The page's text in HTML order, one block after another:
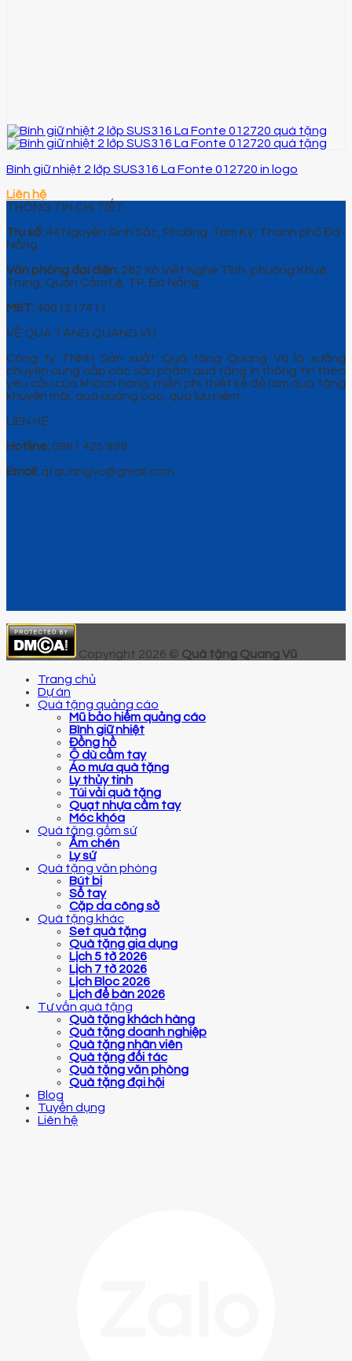
Bình giữ nhiệt 2 lớp SUS316 La Fonte 012720 in logo
Liên hệ
THÔNG TIN CHI TIẾT
Trụ sở: 44 Nguyễn Sinh Sắc, Phường Tam Kỳ, Thành phố Đà
Nẵng.
Văn phòng đại diện: 262 Xô Viết Nghệ Tĩnh, phường Khuê
Trung, Quận Cẩm Lệ, TP. Đà Nẵng.
MST: 4001217411
VỀ QUÀ TẶNG QUANG VŨ
Công ty TNHH Sản xuất Quà tặng Quang Vũ là xưởng
chuyên cung cấp các sản phẩm quà tặng in thông tin theo
yêu cầu của khách hàng, miễn phí thiết kế để làm quà tặng
khuyến mãi, quà quảng cáo, quà lưu niệm…
LIÊN HỆ
Hotline: 0961 425 999
Email: qtquangvu@gmail.com
Copyright 2026 © Quà tặng Quang Vũ
Trang chủ
Dự án
Quà tặng quảng cáo
Mũ bảo hiểm quảng cáo
Bình giữ nhiệt
Đồng hồ
Ô dù cầm tay
Áo mưa quà tặng
Ly thủy tinh
Túi vải quà tặng
Quạt nhựa cầm tay
Móc khóa
Quà tặng gốm sứ
Ấm chén
Ly sứ
Quà tặng văn phòng
Bút bi
Sổ tay
Cặp da công sở
Quà tặng khác
Set quà tặng
Quà tặng gia dụng
Lịch 5 tờ 2026
Lịch 7 tờ 2026
Lịch Bloc 2026
Lịch để bàn 2026
Tư vấn quà tặng
Quà tặng khách hàng
Quà tặng doanh nghiệp
Quà tặng nhân viên
Quà tặng đối tác
Quà tặng văn phòng
Quà tặng đại hội
Blog
Tuyển dụng
Liên hệ